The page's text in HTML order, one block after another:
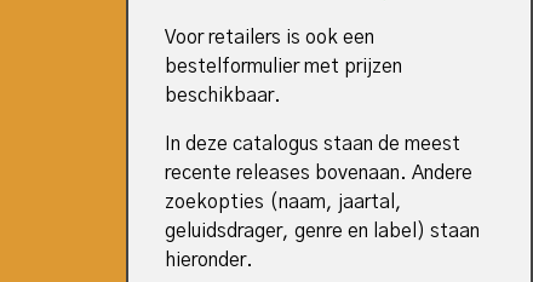
Voor retailers is ook een
bestelformulier met prijzen
beschikbaar.
In deze catalogus staan de meest
recente releases bovenaan. Andere
zoekopties (naam, jaartal,
geluidsdrager, genre en label) staan
hieronder.